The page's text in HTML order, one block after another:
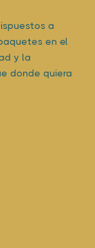
a
en el
y la
donde quiera